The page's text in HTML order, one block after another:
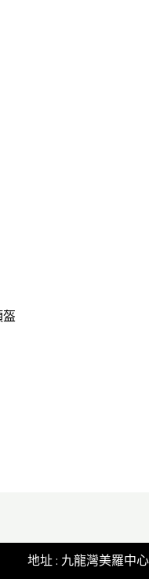
盔
地址 : 九龍灣美羅中